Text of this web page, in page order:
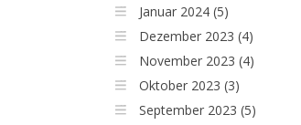
Januar 2024 (5)
Dezember 2023 (4)
November 2023 (4)
Oktober 2023 (3)
September 2023 (5)